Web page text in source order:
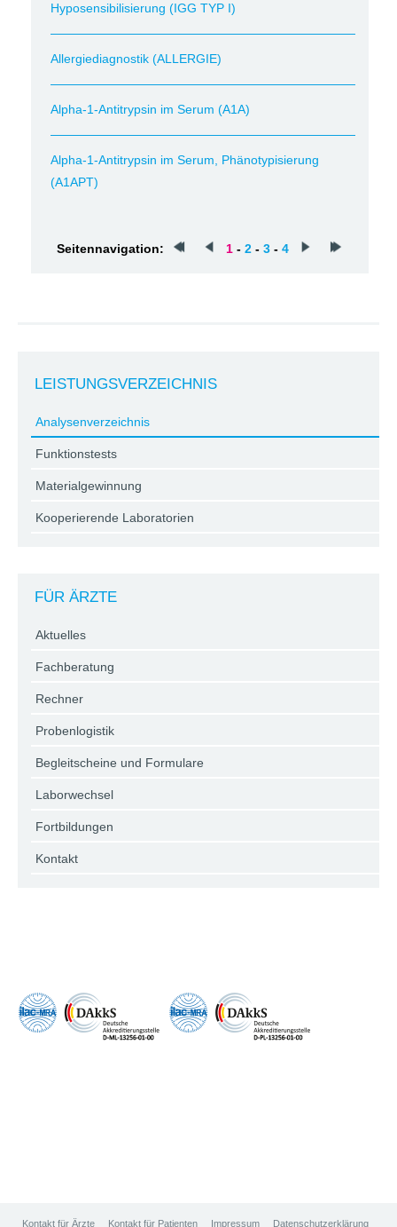
Hyposensibilisierung (IGG TYP I)
Allergiediagnostik (ALLERGIE)
Alpha-1-Antitrypsin im Serum (A1A)
Alpha-1-Antitrypsin im Serum, Phänotypisierung
(A1APT)
Seitennavigation: 1 - 2 - 3 - 4
LEISTUNGSVERZEICHNIS
Analysenverzeichnis
Funktionstests
Materialgewinnung
Kooperierende Laboratorien
FÜR ÄRZTE
Aktuelles
Fachberatung
Rechner
Probenlogistik
Begleitscheine und Formulare
Laborwechsel
Fortbildungen
Kontakt
Kontakt für Ärzte Kontakt für Patienten Impressum Datenschutzerklärung